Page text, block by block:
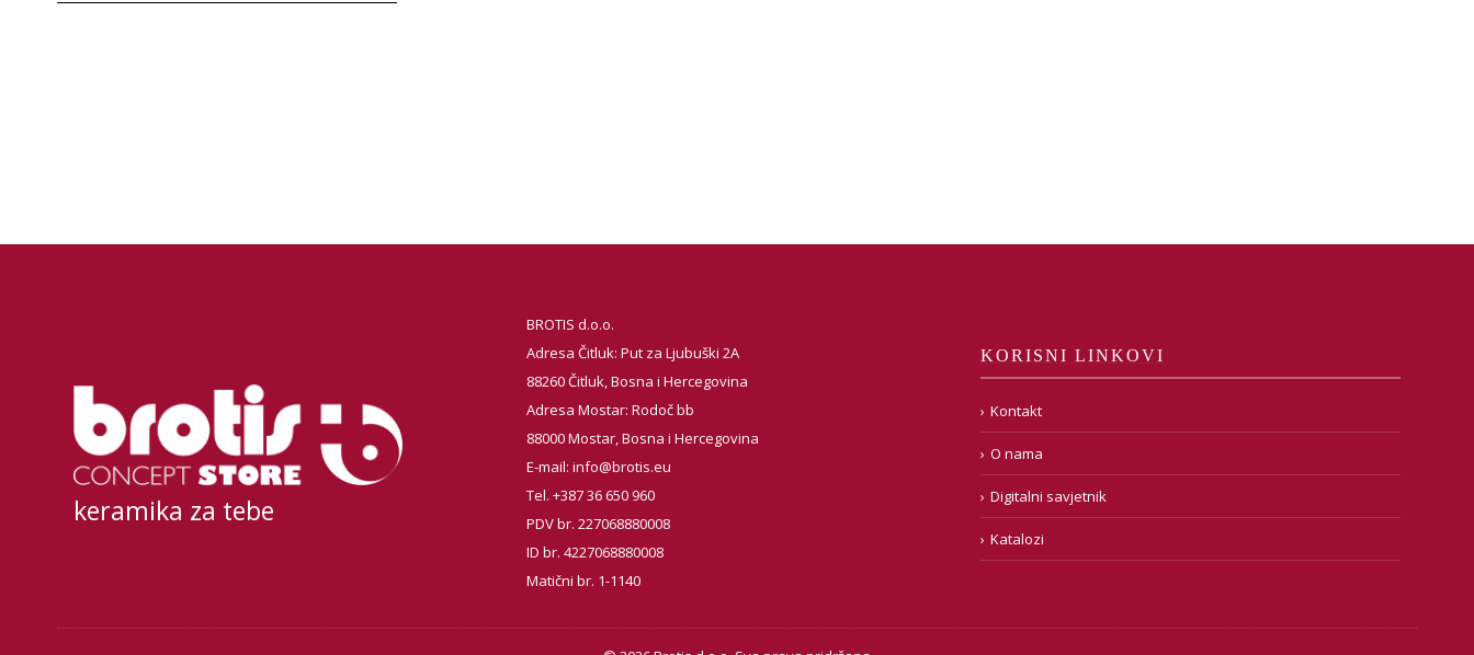
keramika za tebe
BROTIS d.o.o.
Adresa Čitluk: Put za Ljubuški 2A
88260 Čitluk, Bosna i Hercegovina
Adresa Mostar: Rodoč bb
88000 Mostar, Bosna i Hercegovina
E-mail:info@brotis.eu
Tel. +387 36 650 960
PDV br. 227068880008
ID br. 4227068880008
Matični br. 1-1140
KORISNI LINKOVI
Kontakt
O nama
Digitalni savjetnik
Katalozi